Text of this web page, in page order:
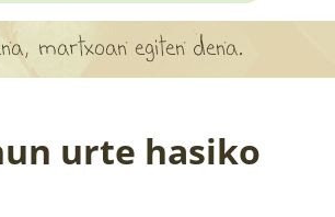
BIDE LAGUN
martxoan egiten dena.
urte hasiko